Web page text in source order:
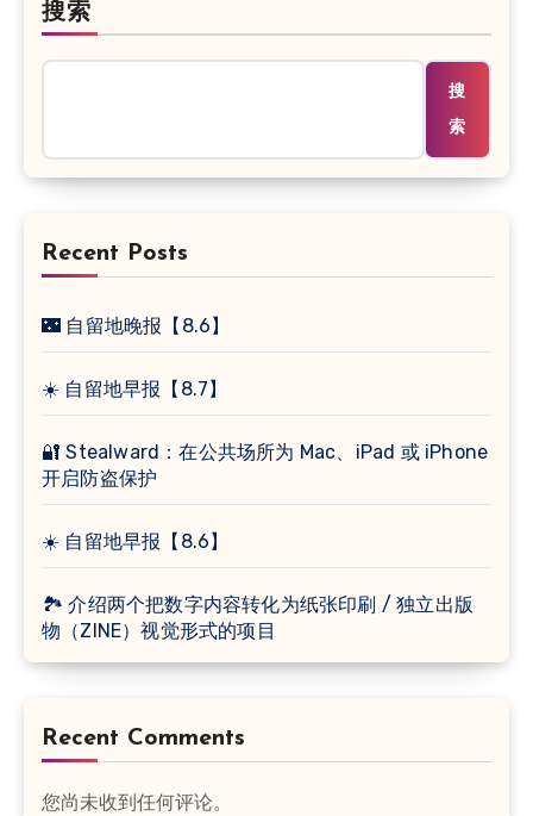
搜索
搜
索
Recent Posts
🌃 自留地晚报【8.6】
☀️ 自留地早报【8.7】
🔐 Stealward：在公共场所为 Mac、iPad 或 iPhone
开启防盗保护
☀️ 自留地早报【8.6】
🏞 介绍两个把数字内容转化为纸张印刷 / 独立出版
物（ZINE）视觉形式的项目
Recent Comments
您尚未收到任何评论。